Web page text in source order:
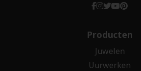
Producten
Juwelen
Uurwerken